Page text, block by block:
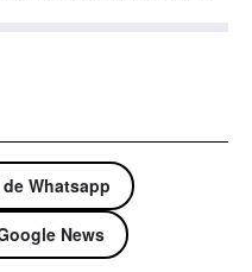
Whatsapp
News